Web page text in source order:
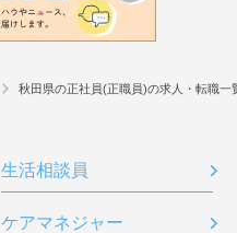
秋田県の正社員(正職員)の求人・転職一
生活相談員
ケアマネジャー